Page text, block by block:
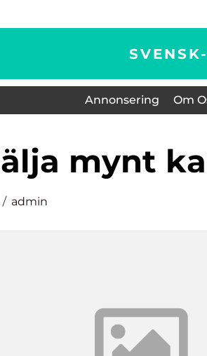
Annonsering Om
sälja mynt
admin